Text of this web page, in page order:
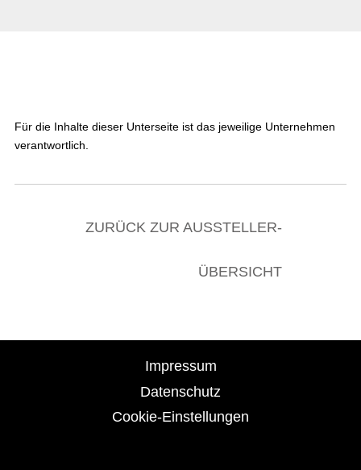
Für die Inhalte dieser Unterseite ist das jeweilige Unternehmen
verantwortlich.
ZURÜCK ZUR AUSSTELLER-
ÜBERSICHT
Impressum
Datenschutz
Cookie-Einstellungen